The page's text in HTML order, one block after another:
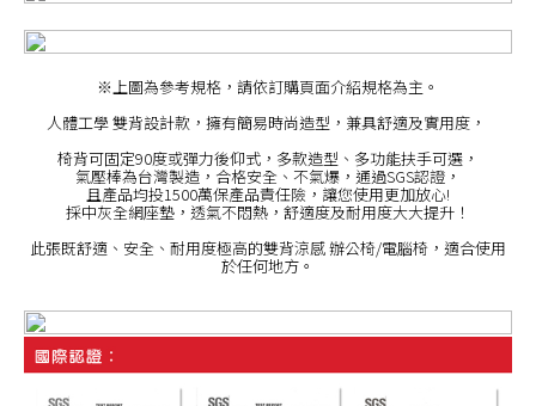
※上圖為參考規格，請依訂購頁面介紹規格為主。
人體工學 雙背設計款，擁有簡易時尚造型，兼具舒適及實用度，
椅背可固定90度或彈力後仰式，多款造型、多功能扶手可選，
氣壓棒為台灣製造，合格安全、不氣爆，通過SGS認證，
且產品均投1500萬保產品責任險，讓您使用更加放心!
採中灰全網座墊，透氣不悶熱，舒適度及耐用度大大提升！
此張既舒適、安全、耐用度極高的雙背涼感 辦公椅/電腦椅，適合使用
於任何地方。